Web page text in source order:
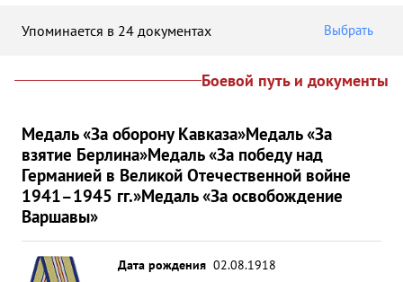
Упоминается в 24 документах Выбрать
Боевой путь и документы
Медаль «За оборону Кавказа»Медаль «За
взятие Берлина»Медаль «За победу над
Германией в Великой Отечественной войне
1941–1945 гг.»Медаль «За освобождение
Варшавы»
Дата рождения 02.08.1918